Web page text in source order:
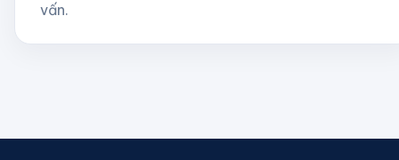
vấn.